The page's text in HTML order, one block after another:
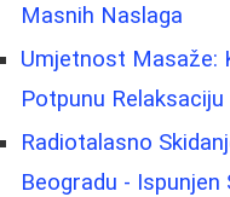
Masnih Naslaga
Umjetnost Masaže:
Potpunu Relaksaciju
Radiotalasno
Beogradu -